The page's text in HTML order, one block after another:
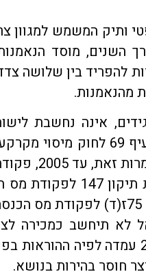
ותיק המשמש למגוון
השנים, מוסד
להפריד בין שלושה
מהנאמנות.
אינה נחשבת
גמיש בתכנוני מס. סעיף
עסקה
בשנת 2005,
מיסוי נאמנויות. סעיף
לא תיחשב כמכירה
הוציאה בחוזר מ-2016 עמדה
חוסר בהירות בנושא.